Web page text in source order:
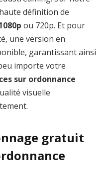
définition de
ou 720p. Et pour
une version en
garantissant ainsi
importe votre
sur ordonnance
visuelle
gratuit